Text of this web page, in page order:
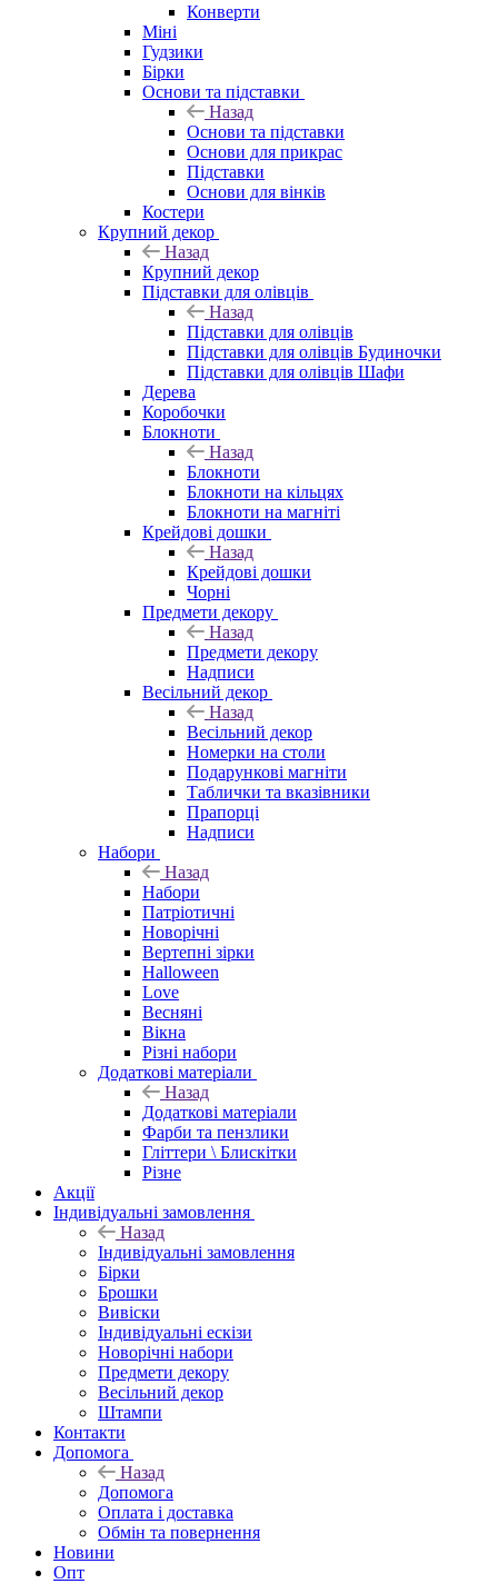
Конверти
Міні
Гудзики
Бірки
Основи та підставки
Назад
Основи та підставки
Основи для прикрас
Підставки
Основи для вінків
Костери
Крупний декор
Назад
Крупний декор
Підставки для олівців
Назад
Підставки для олівців
Підставки для олівців Будиночки
Підставки для олівців Шафи
Дерева
Коробочки
Блокноти
Назад
Блокноти
Блокноти на кільцях
Блокноти на магніті
Крейдові дошки
Назад
Крейдові дошки
Чорні
Предмети декору
Назад
Предмети декору
Надписи
Весільний декор
Назад
Весільний декор
Номерки на столи
Подарункові магніти
Таблички та вказівники
Прапорці
Надписи
Набори
Назад
Набори
Патріотичні
Новорічні
Вертепні зірки
Halloween
Love
Весняні
Вікна
Різні набори
Додаткові матеріали
Назад
Додаткові матеріали
Фарби та пензлики
Гліттери \ Блискітки
Різне
Акції
Індивідуальні замовлення
Назад
Індивідуальні замовлення
Бірки
Брошки
Вивіски
Індивідуальні ескізи
Новорічні набори
Предмети декору
Весільний декор
Штампи
Контакти
Допомога
Назад
Допомога
Оплата і доставка
Обмін та повернення
Новини
Опт